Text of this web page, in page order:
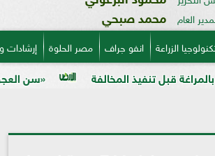
العام محمد صبحي
الزراعة انفو جراف مصر الحلوة
«سن العجوز» في الذرة